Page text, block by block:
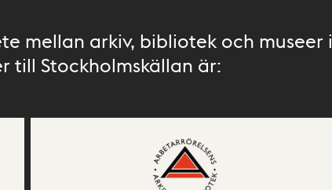
mellan arkiv, bibliotek och museer i
till Stockholmskällan är: